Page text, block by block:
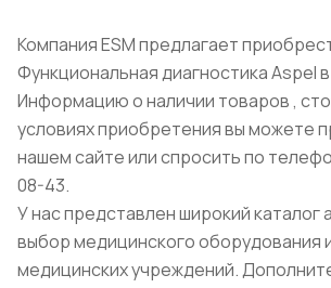
Компания ESM предлагает
Функциональная диагностика Aspel
Информацию о наличии товаров ,
условиях приобретения вы можете
нашем сайте или спросить по
08-43.
У нас представлен широкий каталог
выбор медицинского оборудования
медицинских учреждений.